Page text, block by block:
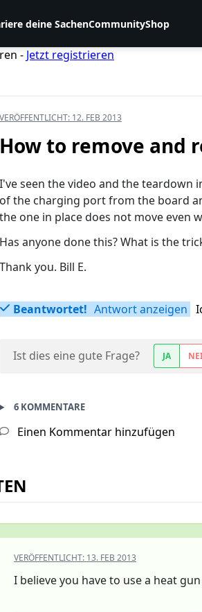
deine SachenCommunityShop
- Jetzt registrieren
VERÖFFENTLICHT: 12. FEB 2013
How to remove and
I've seen the video and the teardown
of the charging port from the board
the one in place does not move even
Has anyone done this? What is the
Thank you. Bill E.
Beantwortet! Antwort anzeigen
Ist dies eine gute Frage? JA
6 KOMMENTARE
Einen Kommentar hinzufügen
VERÖFFENTLICHT: 13. FEB 2013
I believe you have to use a heat